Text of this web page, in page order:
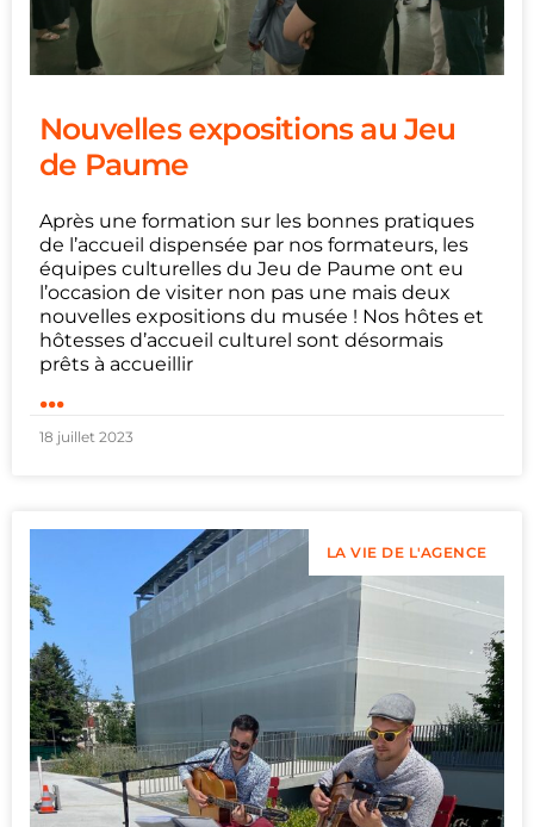
Nouvelles expositions au Jeu
de Paume
Après une formation sur les bonnes pratiques
de l’accueil dispensée par nos formateurs, les
équipes culturelles du Jeu de Paume ont eu
l’occasion de visiter non pas une mais deux
nouvelles expositions du musée ! Nos hôtes et
hôtesses d’accueil culturel sont désormais
prêts à accueillir
...
18 juillet 2023
LA VIE DE L'AGENCE